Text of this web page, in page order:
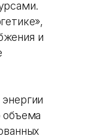
и
объема